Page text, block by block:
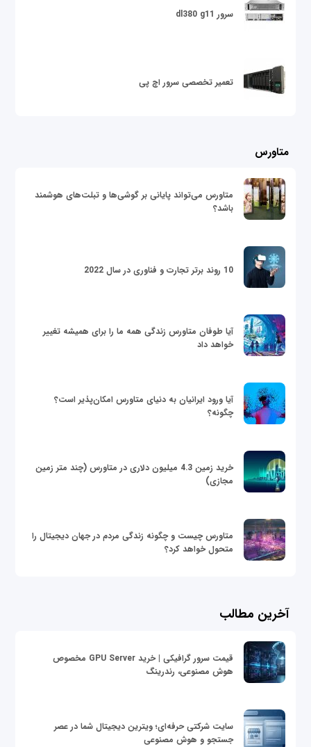
سرور dl380 g11
تعمیر تخصصی سرور اچ پی
متاورس
متاورس می‌تواند پایانی بر گوشی‌ها و تبلت‌های هوشمند
باشد؟
10 روند برتر تجارت و فناوری در سال 2022
آیا طوفان متاورس زندگی همه ما را برای همیشه تغییر
خواهد داد
آیا ورود ایرانیان به دنیای متاورس امکان‌پذیر است؟
چگونه؟
خرید زمین 4.3 میلیون دلاری در متاورس (چند متر زمین
مجازی)
متاورس چیست و چگونه زندگی مردم در جهان دیجیتال را
متحول خواهد کرد؟
آخرین مطالب
قیمت سرور گرافیکی | خرید GPU Server مخصوص
هوش مصنوعی، رندرینگ
سایت شرکتی حرفه‌ای؛ ویترین دیجیتال شما در عصر
جستجو و هوش مصنوعی